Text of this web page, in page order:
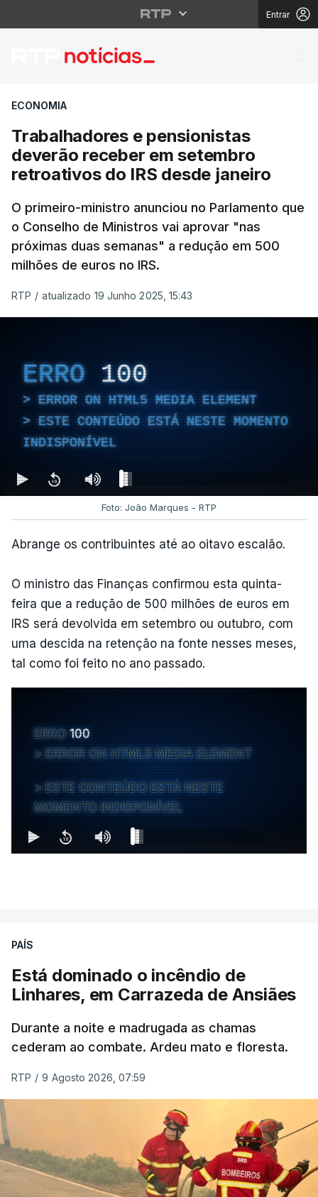
Entrar
Trabalhadores e
ECONOMIA
Trabalhadores e pensionistas
deverão receber em setembro
retroativos do IRS desde janeiro
O primeiro-ministro anunciou no Parlamento que
o Conselho de Ministros vai aprovar "nas
próximas duas semanas" a redução em 500
milhões de euros no IRS.
RTP / atualizado 19 Junho 2025, 15:43
ERRO 100
ERROR ON HTML5 MEDIA ELEMENT
ESTE CONTEÚDO ESTÁ NESTE MOMENTO
INDISPONÍVEL
Foto: João Marques - RTP
Abrange os contribuintes até ao oitavo escalão.
O ministro das Finanças confirmou esta quinta-
feira que a redução de 500 milhões de euros em
IRS será devolvida em setembro ou outubro, com
uma descida na retenção na fonte nesses meses,
tal como foi feito no ano passado.
ERRO 100
ERROR ON HTML5 MEDIA ELEMENT
ESTE CONTEÚDO ESTÁ NESTE
MOMENTO INDISPONÍVEL
PAÍS
Está dominado o incêndio de
Linhares, em Carrazeda de Ansiães
Durante a noite e madrugada as chamas
cederam ao combate. Ardeu mato e floresta.
RTP / 9 Agosto 2026, 07:59